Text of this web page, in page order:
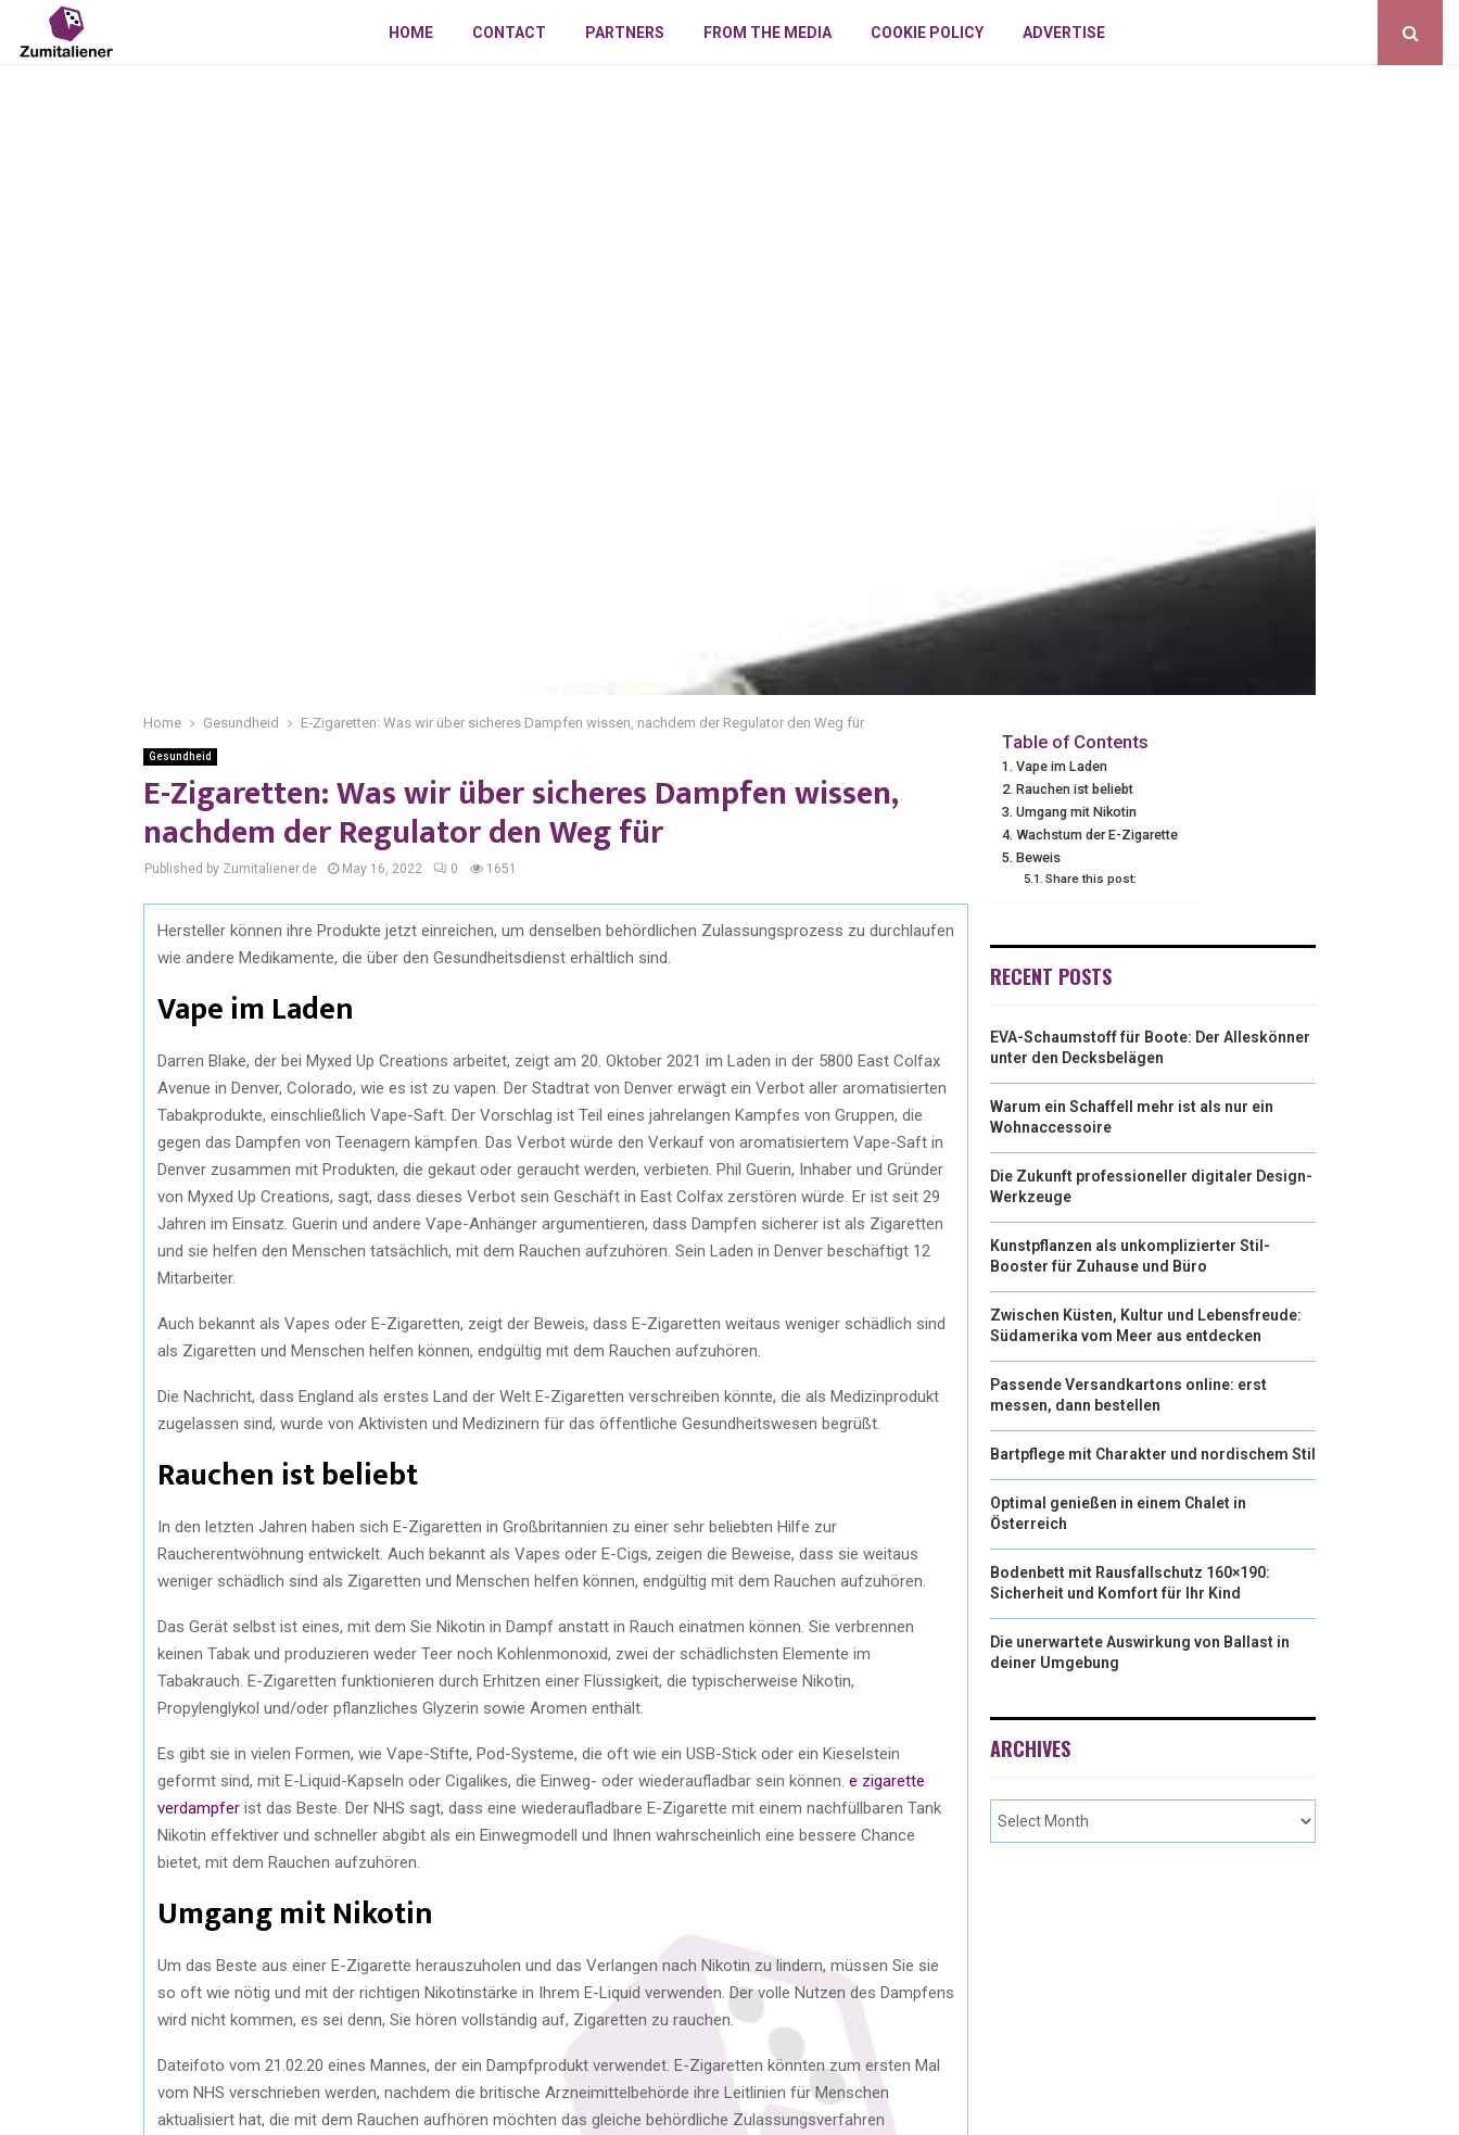
HOME CONTACT PARTNERS FROM THE MEDIA COOKIE POLICY ADVERTISE
Home Gesundheid E-Zigaretten: Was wir über sicheres Dampfen wissen, nachdem der Regulator den Weg für
Gesundheid
E-Zigaretten: Was wir über sicheres Dampfen wissen,
nachdem der Regulator den Weg für
Published by Zumitaliener.de May 16, 2022 0 1651
Hersteller können ihre Produkte jetzt einreichen, um denselben behördlichen Zulassungsprozess zu durchlaufen
wie andere Medikamente, die über den Gesundheitsdienst erhältlich sind.
Vape im Laden
Darren Blake, der bei Myxed Up Creations arbeitet, zeigt am 20. Oktober 2021 im Laden in der 5800 East Colfax
Avenue in Denver, Colorado, wie es ist zu vapen. Der Stadtrat von Denver erwägt ein Verbot aller aromatisierten
Tabakprodukte, einschließlich Vape-Saft. Der Vorschlag ist Teil eines jahrelangen Kampfes von Gruppen, die
gegen das Dampfen von Teenagern kämpfen. Das Verbot würde den Verkauf von aromatisiertem Vape-Saft in
Denver zusammen mit Produkten, die gekaut oder geraucht werden, verbieten. Phil Guerin, Inhaber und Gründer
von Myxed Up Creations, sagt, dass dieses Verbot sein Geschäft in East Colfax zerstören würde. Er ist seit 29
Jahren im Einsatz. Guerin und andere Vape-Anhänger argumentieren, dass Dampfen sicherer ist als Zigaretten
und sie helfen den Menschen tatsächlich, mit dem Rauchen aufzuhören. Sein Laden in Denver beschäftigt 12
Mitarbeiter.
Auch bekannt als Vapes oder E-Zigaretten, zeigt der Beweis, dass E-Zigaretten weitaus weniger schädlich sind
als Zigaretten und Menschen helfen können, endgültig mit dem Rauchen aufzuhören.
Die Nachricht, dass England als erstes Land der Welt E-Zigaretten verschreiben könnte, die als Medizinprodukt
zugelassen sind, wurde von Aktivisten und Medizinern für das öffentliche Gesundheitswesen begrüßt.
Rauchen ist beliebt
In den letzten Jahren haben sich E-Zigaretten in Großbritannien zu einer sehr beliebten Hilfe zur
Raucherentwöhnung entwickelt. Auch bekannt als Vapes oder E-Cigs, zeigen die Beweise, dass sie weitaus
weniger schädlich sind als Zigaretten und Menschen helfen können, endgültig mit dem Rauchen aufzuhören.
Das Gerät selbst ist eines, mit dem Sie Nikotin in Dampf anstatt in Rauch einatmen können. Sie verbrennen
keinen Tabak und produzieren weder Teer noch Kohlenmonoxid, zwei der schädlichsten Elemente im
Tabakrauch. E-Zigaretten funktionieren durch Erhitzen einer Flüssigkeit, die typischerweise Nikotin,
Propylenglykol und/oder pflanzliches Glyzerin sowie Aromen enthält.
Es gibt sie in vielen Formen, wie Vape-Stifte, Pod-Systeme, die oft wie ein USB-Stick oder ein Kieselstein
geformt sind, mit E-Liquid-Kapseln oder Cigalikes, die Einweg- oder wiederaufladbar sein können. e zigarette
verdampfer ist das Beste. Der NHS sagt, dass eine wiederaufladbare E-Zigarette mit einem nachfüllbaren Tank
Nikotin effektiver und schneller abgibt als ein Einwegmodell und Ihnen wahrscheinlich eine bessere Chance
bietet, mit dem Rauchen aufzuhören.
Umgang mit Nikotin
Um das Beste aus einer E-Zigarette herauszuholen und das Verlangen nach Nikotin zu lindern, müssen Sie sie
so oft wie nötig und mit der richtigen Nikotinstärke in Ihrem E-Liquid verwenden. Der volle Nutzen des Dampfens
wird nicht kommen, es sei denn, Sie hören vollständig auf, Zigaretten zu rauchen.
Dateifoto vom 21.02.20 eines Mannes, der ein Dampfprodukt verwendet. E-Zigaretten könnten zum ersten Mal
vom NHS verschrieben werden, nachdem die britische Arzneimittelbehörde ihre Leitlinien für Menschen
aktualisiert hat, die mit dem Rauchen aufhören möchten das gleiche behördliche Zulassungsverfahren
Table of Contents
Vape im Laden
Rauchen ist beliebt
Umgang mit Nikotin
Wachstum der E-Zigarette
Beweis
Share this post:
RECENT POSTS
EVA-Schaumstoff für Boote: Der Alleskönner
unter den Decksbelägen
Warum ein Schaffell mehr ist als nur ein
Wohnaccessoire
Die Zukunft professioneller digitaler Design-
Werkzeuge
Kunstpflanzen als unkomplizierter Stil-
Booster für Zuhause und Büro
Zwischen Küsten, Kultur und Lebensfreude:
Südamerika vom Meer aus entdecken
Passende Versandkartons online: erst
messen, dann bestellen
Bartpflege mit Charakter und nordischem Stil
Optimal genießen in einem Chalet in
Österreich
Bodenbett mit Rausfallschutz 160×190:
Sicherheit und Komfort für Ihr Kind
Die unerwartete Auswirkung von Ballast in
deiner Umgebung
ARCHIVES